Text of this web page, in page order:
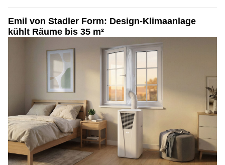
Emil von Stadler Form: Design-Klimaanlage
kühlt Räume bis 35 m²